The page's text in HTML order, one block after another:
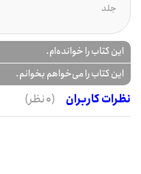
جلد
این کتاب را خوانده‌ام.
این کتاب را می‌خواهم بخوانم.
نظرات کاربران
(0 نظر)